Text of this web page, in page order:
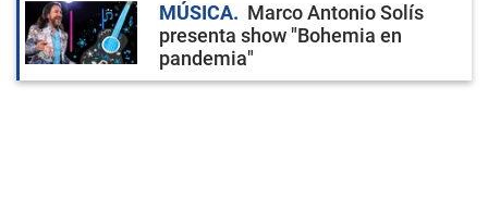
MÚSICA
Marco Antonio Solís
presenta show "Bohemia en
pandemia"